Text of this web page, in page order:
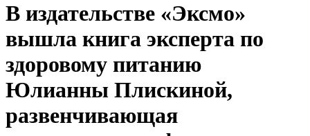
В издательстве «Эксмо»
вышла книга эксперта по
здоровому питанию
Юлианны Плискиной,
развенчивающая